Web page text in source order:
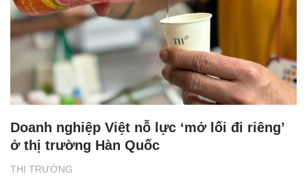
THỊ TRƯỜNG
Doanh nghiệp Việt nỗ lực ‘mở lối đi riêng’
ở thị trường Hàn Quốc